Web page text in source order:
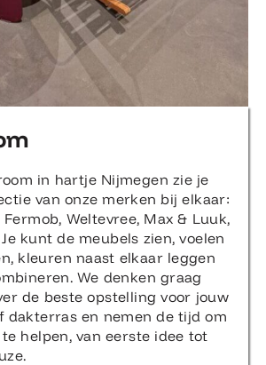
in hartje Nijmegen zie je
van onze merken bij elkaar:
Weltevree, Max & Luuk,
Je kunt de meubels zien, voelen
kleuren naast elkaar leggen
We denken graag
de beste opstelling voor jouw
dakterras en nemen de tijd om
helpen, van eerste idee tot